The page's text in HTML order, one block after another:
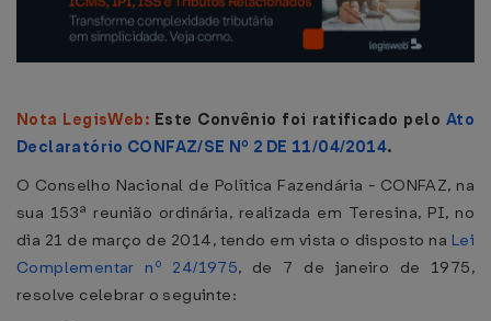
Nota LegisWeb: Este Convênio foi ratificado pelo Ato
Declaratório CONFAZ/SE Nº 2 DE 11/04/2014.
O Conselho Nacional de Política Fazendária - CONFAZ, na
sua 153ª reunião ordinária, realizada em Teresina, PI, no
dia 21 de março de 2014, tendo em vista o disposto na Lei
Complementar nº 24/1975, de 7 de janeiro de 1975,
resolve celebrar o seguinte: